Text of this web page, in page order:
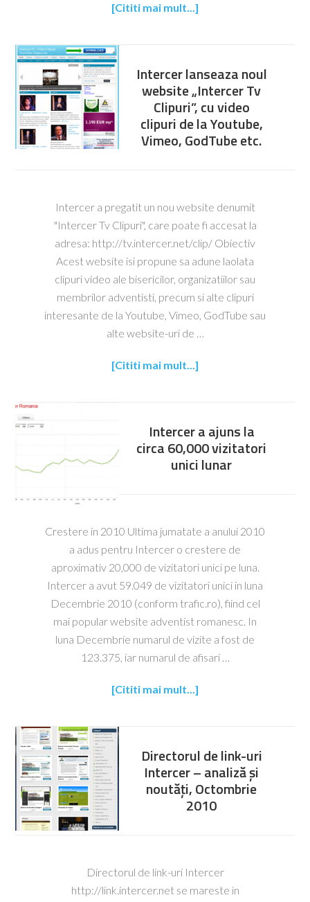
[Cititi mai mult...]
Intercer lanseaza noul
website „Intercer Tv
Clipuri”, cu video
clipuri de la Youtube,
Vimeo, GodTube etc.
Intercer a pregatit un nou website denumit
"Intercer Tv Clipuri", care poate fi accesat la
adresa: http://tv.intercer.net/clip/ Obiectiv
Acest website isi propune sa adune laolata
clipuri video ale bisericilor, organizatiilor sau
membrilor adventisti, precum si alte clipuri
interesante de la Youtube, Vimeo, GodTube sau
alte website-uri de …
[Cititi mai mult...]
Intercer a ajuns la
circa 60,000 vizitatori
unici lunar
Crestere in 2010 Ultima jumatate a anului 2010
a adus pentru Intercer o crestere de
aproximativ 20,000 de vizitatori unici pe luna.
Intercer a avut 59.049 de vizitatori unici in luna
Decembrie 2010 (conform trafic.ro), fiind cel
mai popular website adventist romanesc. In
luna Decembrie numarul de vizite a fost de
123.375, iar numarul de afisari …
[Cititi mai mult...]
Directorul de link-uri
Intercer – analiză și
noutăți, Octombrie
2010
Directorul de link-uri Intercer
http://link.intercer.net se mareste in